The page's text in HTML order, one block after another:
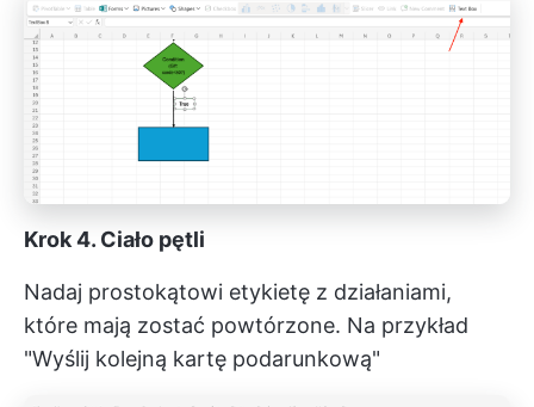
Krok 4. Ciało pętli
Nadaj prostokątowi etykietę z działaniami,
które mają zostać powtórzone. Na przykład
"Wyślij kolejną kartę podarunkową"